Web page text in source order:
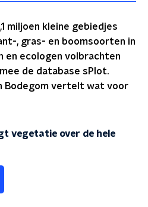
miljoen kleine gebiedjes
, gras- en boomsoorten in
en ecologen volbrachten
de database sPlot.
Bodegom vertelt wat voor
vegetatie over de hele